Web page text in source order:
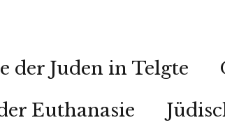
der Juden in Telgte
Euthanasie